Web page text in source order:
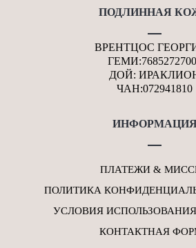
ПОДЛИННАЯ
ВРЕНТЦОС
ДОЙ:
ЧАН:072941810
ПЛАТЕЖИ &
ПОЛИТИКА
УСЛОВИЯ
КОНТАКТНАЯ